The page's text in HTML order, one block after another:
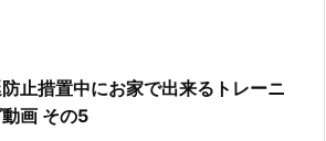
止措置中にお家で出来るトレーニ
画 その5